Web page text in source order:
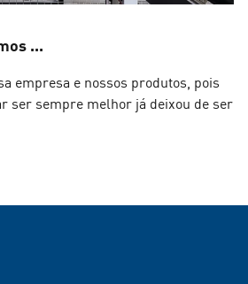
...
empresa e nossos produtos, pois
ser sempre melhor já deixou de ser